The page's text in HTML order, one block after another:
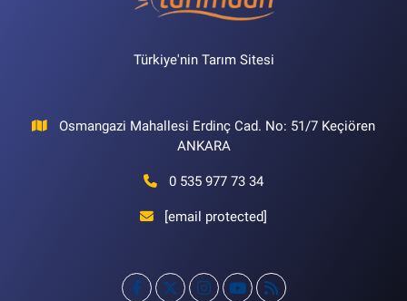
Türkiye'nin Tarım Sitesi
Osmangazi Mahallesi Erdinç Cad. No: 51/7 Keçiören
ANKARA
0 535 977 73 34
[email protected]